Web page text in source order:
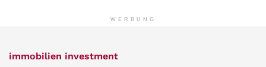
WERBUNG
immobilien investment